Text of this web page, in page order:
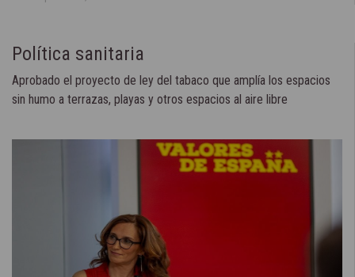
Política sanitaria
Aprobado el proyecto de ley del tabaco que amplía los espacios
sin humo a terrazas, playas y otros espacios al aire libre